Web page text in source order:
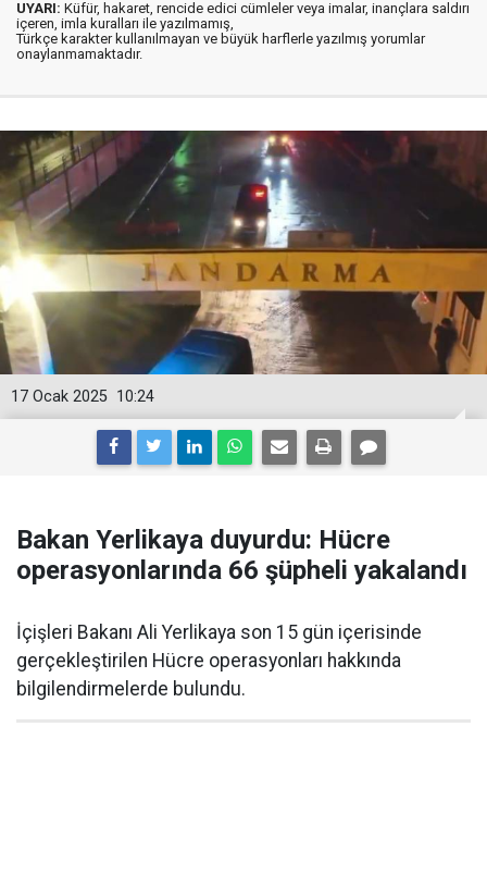
UYARI: Küfür, hakaret, rencide edici cümleler veya imalar, inançlara saldırı
içeren, imla kuralları ile yazılmamış,
Türkçe karakter kullanılmayan ve büyük harflerle yazılmış yorumlar
onaylanmamaktadır.
10:24
17 Ocak 2025
Bakan Yerlikaya duyurdu: Hücre
operasyonlarında 66 şüpheli yakalandı
İçişleri Bakanı Ali Yerlikaya son 15 gün içerisinde
gerçekleştirilen Hücre operasyonları hakkında
bilgilendirmelerde bulundu.